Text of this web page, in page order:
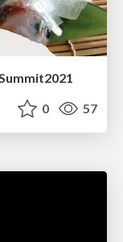
0 57